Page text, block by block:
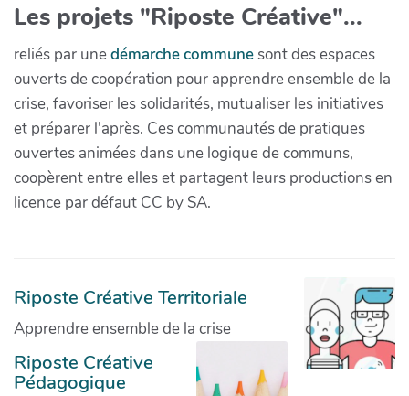
Les projets "Riposte Créative"...
reliés par unedémarche communesont des espaces
ouverts de coopération pour apprendre ensemble de la
crise, favoriser les solidarités, mutualiser les initiatives
et préparer l'après. Ces communautés de pratiques
ouvertes animées dans une logique de communs,
coopèrent entre elles et partagent leurs productions en
licence par défaut CC by SA.
Riposte Créative Territoriale
Apprendre ensemble de la crise
Riposte Créative
Pédagogique